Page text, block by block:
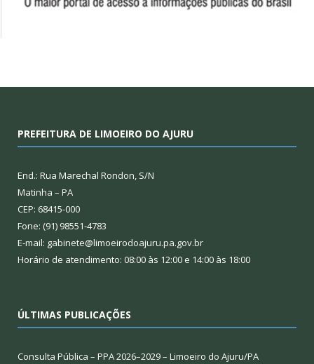
PREFEITURA DE LIMOEIRO DO AJURU
End.: Rua Marechal Rondon, S/N
Matinha – PA
CEP: 68415-000
Fone: (91) 98551-4783
E-mail: gabinete@limoeirodoajuru.pa.gov.br
Horário de atendimento: 08:00 às 12:00 e 14:00 às 18:00
ÚLTIMAS PUBLICAÇÕES
Consulta Pública – PPA 2026–2029 – Limoeiro do Ajuru/PA